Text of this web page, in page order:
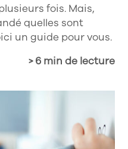
fois. Mais,
quelles sont
un guide pour vous.
> 6 min de lecture